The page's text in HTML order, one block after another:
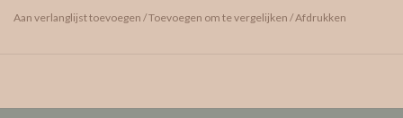
Ringmaat bepalen
Aan verlanglijst toevoegen /Toevoegen om te vergelijken /Afdrukken